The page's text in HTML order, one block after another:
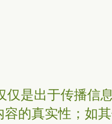
仅是出于传播信
的真实性；如